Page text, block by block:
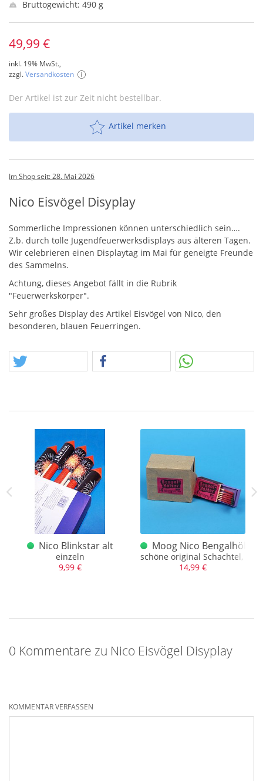
Bruttogewicht: 490 g
49,99 €
inkl. 19% MwSt.,
zzgl.Versandkosten
Der Artikel ist zur Zeit nicht bestellbar.
Artikel merken
Im Shop seit: 28. Mai 2026
Nico Eisvögel Disyplay
Sommerliche Impressionen können unterschiedlich sein….
Z.b. durch tolle Jugendfeuerwerksdisplays aus älteren Tagen.
Wir celebrieren einen Displaytag im Mai für geneigte Freunde
des Sammelns.
Achtung, dieses Angebot fällt in die Rubrik
"Feuerwerkskörper".
Sehr großes Display des Artikel Eisvögel von Nico, den
besonderen, blauen Feuerringen.
Grün alt 60er Jahre, alter Nico Hahn
Nico Blinkstar alt
einzeln
9,99 €
Moog Nico
schöne original Schachtel,
14,99 €
0 Kommentare zu Nico Eisvögel Disyplay
KOMMENTAR VERFASSEN